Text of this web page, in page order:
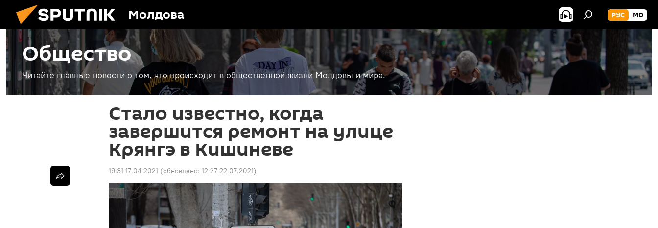
Молдова РУС MD
Общество
Читайте главные новости о том, что происходит в общественной жизни Молдовы и мира.
Стало известно, когда
завершится ремонт на улице
Крянгэ в Кишиневе
19:31 17.04.2021 (обновлено: 12:27 22.07.2021)